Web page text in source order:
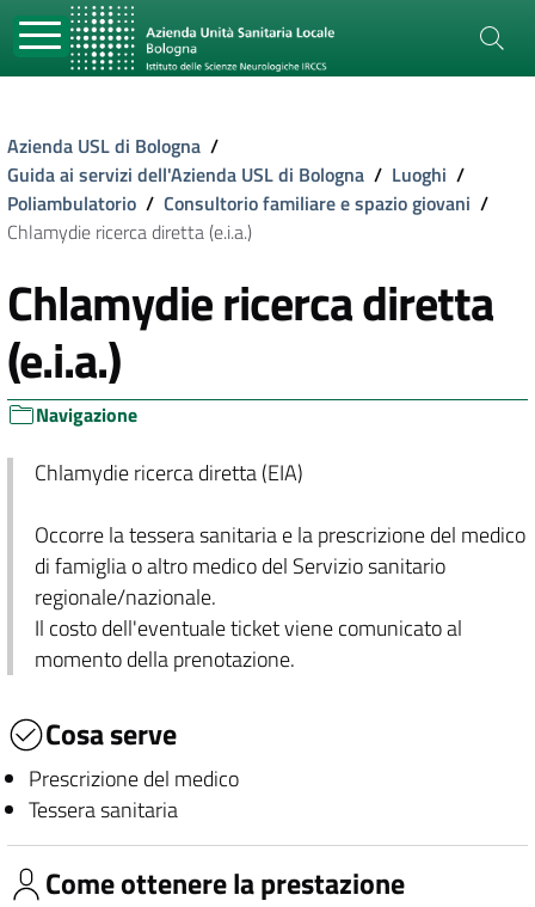
Azienda USL di Bologna /
Guida ai servizi dell'Azienda USL di Bologna / Luoghi /
Poliambulatorio / Consultorio familiare e spazio giovani /
Chlamydie ricerca diretta (e.i.a.)
Chlamydie ricerca diretta
(e.i.a.)
Navigazione
Chlamydie ricerca diretta (EIA)
Occorre la tessera sanitaria e la prescrizione del medico
di famiglia o altro medico del Servizio sanitario
regionale/nazionale.
Il costo dell'eventuale ticket viene comunicato al
momento della prenotazione.
Cosa serve
Prescrizione del medico
Tessera sanitaria
Come ottenere la prestazione